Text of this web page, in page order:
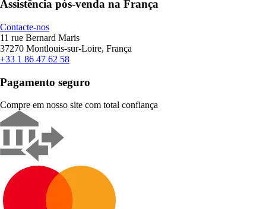
Assistência pós-venda na França
Contacte-nos
11 rue Bernard Maris
37270 Montlouis-sur-Loire, França
+33 1 86 47 62 58
Pagamento seguro
Compre em nosso site com total confiança